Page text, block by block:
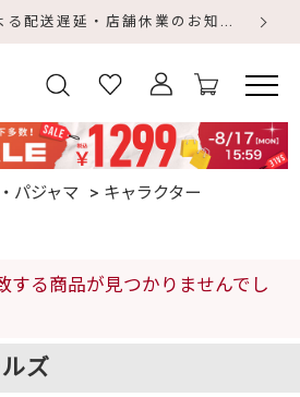
【重要】地震による配送遅延・店舗休業のお知らせ
パジャマ
キャラクター
する商品が見つかりませんでし
ズ